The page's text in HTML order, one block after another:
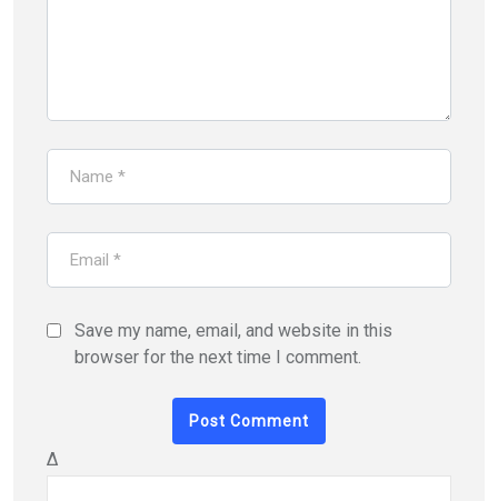
Save my name, email, and website in this
browser for the next time I comment.
Δ